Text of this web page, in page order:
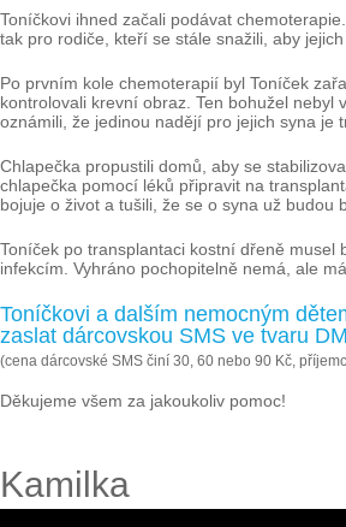
Toníčkovi ihned začali podávat
tak pro rodiče, kteří se stále snažili, aby
Po prvním kole chemoterapií byl Toníček
kontrolovali krevní obraz. Ten bohužel
oznámili, že jedinou nadějí pro jejich syna je
Chlapečka propustili domů, aby se
chlapečka pomocí léků připravit na
bojuje o život a tušili, že se o syna už budou
Toníček po transplantaci kostní dřeně
infekcím. Vyhráno pochopitelně nemá, ale
Toníčkovi a dalším nemocným
zaslat dárcovskou SMS ve tvaru
(cena dárcovské SMS činí 30, 60 nebo 90 Kč,
Děkujeme všem za jakoukoliv pomoc!
Kamilka